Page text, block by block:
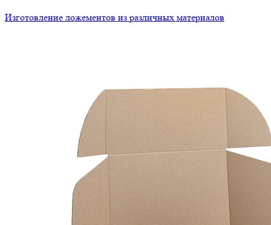
Изготовление ложементов из различных материалов